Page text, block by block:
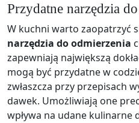
Przydatne narzędzia
W kuchni warto zaopatrzyć
narzędzia do odmierzenia
zapewniają największą
mogą być przydatne w
zwłaszcza przy przepisach
dawek. Umożliwiają one
wpływa na udane kulinarne